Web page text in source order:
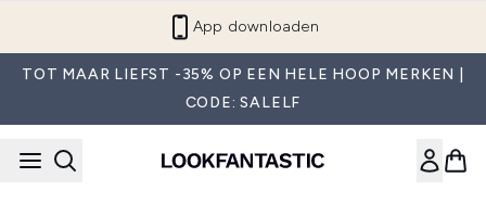
App downloaden
TOT MAAR LIEFST -35% OP EEN HELE HOOP MERKEN |
CODE: SALELF